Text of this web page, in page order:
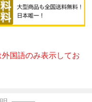
国語のみ表示してお